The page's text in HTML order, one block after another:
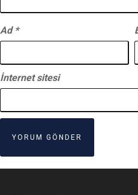
Ad *
İnternet sitesi